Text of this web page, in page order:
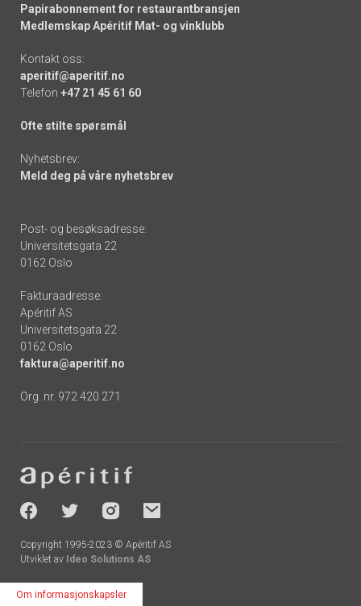
Papirabonnement for restaurantbransjen
Medlemskap Apéritif Mat- og vinklubb
Kontakt oss:
aperitif@aperitif.no
Telefon +47 21 45 61 60
Ofte stilte spørsmål
Nyhetsbrev:
Meld deg på våre nyhetsbrev
Post- og besøksadresse:
Universitetsgata 22
0162 Oslo
Fakturaadresse:
Apéritif AS
Universitetsgata 22
0162 Oslo
faktura@aperitif.no
Org. nr. 972 420 271
-
socials
Copyright 1995-2023 © Apéritif AS
Utviklet av Ideo Solutions AS
Om informasjonskapsler